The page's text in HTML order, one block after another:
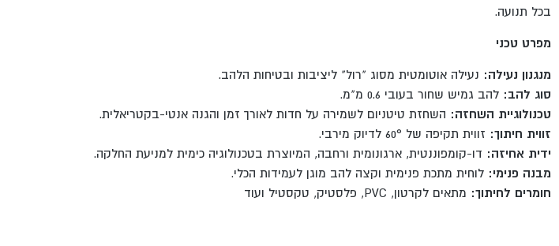
בכל תנועה.
מפרט טכני
מנגנון נעילה: נעילה אוטומטית מסוג "רול" ליציבות ובטיחות הלהב.
סוג להב: להב גמיש שחור בעובי 0.6 מ"מ.
טכנולוגיית השחזה: השחזת טיטניום לשמירה על חדות לאורך זמן והגנה אנטי-בקטריאלית.
זווית חיתוך: זווית תקיפה של 60° לדיוק מירבי.
ידית אחיזה: דו-קומפוננטית, ארגונומית ורחבה, המיוצרת בטכנולוגיה כימית למניעת החלקה.
מבנה פנימי: לוחית מתכת פנימית וקצה להב מוגן לעמידות הכלי.
חומרים לחיתוך: מתאים לקרטון, PVC, פלסטיק, טקסטיל ועוד